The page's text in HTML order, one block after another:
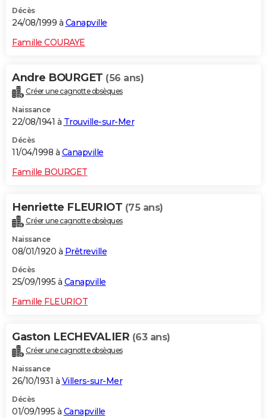
Décès
24/08/1999 à Canapville
Famille COURAYE
Andre BOURGET (56 ans)
Créer une cagnotte obsèques
Naissance
22/08/1941 à Trouville-sur-Mer
Décès
11/04/1998 à Canapville
Famille BOURGET
Henriette FLEURIOT (75 ans)
Créer une cagnotte obsèques
Naissance
08/01/1920 à Prêtreville
Décès
25/09/1995 à Canapville
Famille FLEURIOT
Gaston LECHEVALIER (63 ans)
Créer une cagnotte obsèques
Naissance
26/10/1931 à Villers-sur-Mer
Décès
01/09/1995 à Canapville